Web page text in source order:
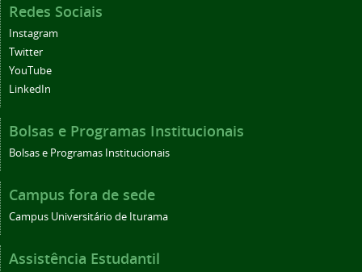
Redes Sociais
Instagram
Twitter
YouTube
LinkedIn
Bolsas e Programas Institucionais
Bolsas e Programas Institucionais
Campus fora de sede
Campus Universitário de Iturama
Assistência Estudantil